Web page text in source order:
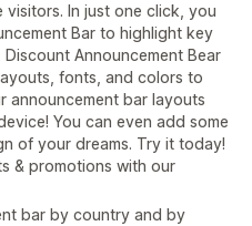
In just one click, you
Bar to highlight key
Announcement Bear
fonts, and colors to
announcement bar layouts
You can even add some
of your dreams. Try it today!
& promotions with our
bar by country and by